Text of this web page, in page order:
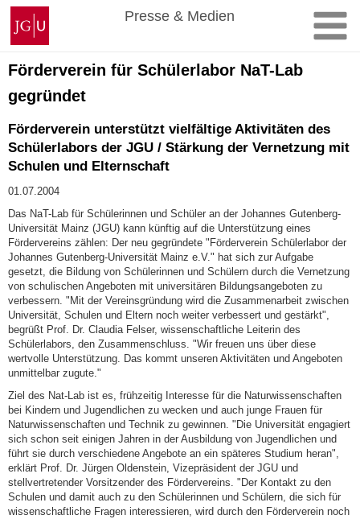
Zum
Inhalt
springen
Johannes
Gutenberg-
Universität
Mainz
Presse & Medien
Förderverein für Schülerlabor NaT-Lab
gegründet
Förderverein unterstützt vielfältige Aktivitäten des
Schülerlabors der JGU / Stärkung der Vernetzung mit
Schulen und Elternschaft
01.07.2004
Das NaT-Lab für Schülerinnen und Schüler an der Johannes Gutenberg-
Universität Mainz (JGU) kann künftig auf die Unterstützung eines
Fördervereins zählen: Der neu gegründete "Förderverein Schülerlabor der
Johannes Gutenberg-Universität Mainz e.V." hat sich zur Aufgabe
gesetzt, die Bildung von Schülerinnen und Schülern durch die Vernetzung
von schulischen Angeboten mit universitären Bildungsangeboten zu
verbessern. "Mit der Vereinsgründung wird die Zusammenarbeit zwischen
Universität, Schulen und Eltern noch weiter verbessert und gestärkt",
begrüßt Prof. Dr. Claudia Felser, wissenschaftliche Leiterin des
Schülerlabors, den Zusammenschluss. "Wir freuen uns über diese
wertvolle Unterstützung. Das kommt unseren Aktivitäten und Angeboten
unmittelbar zugute."
Ziel des Nat-Lab ist es, frühzeitig Interesse für die Naturwissenschaften
bei Kindern und Jugendlichen zu wecken und auch junge Frauen für
Naturwissenschaften und Technik zu gewinnen. "Die Universität engagiert
sich schon seit einigen Jahren in der Ausbildung von Jugendlichen und
führt sie durch verschiedene Angebote an ein späteres Studium heran",
erklärt Prof. Dr. Jürgen Oldenstein, Vizepräsident der JGU und
stellvertretender Vorsitzender des Fördervereins. "Der Kontakt zu den
Schulen und damit auch zu den Schülerinnen und Schülern, die sich für
wissenschaftliche Fragen interessieren, wird durch den Förderverein noch